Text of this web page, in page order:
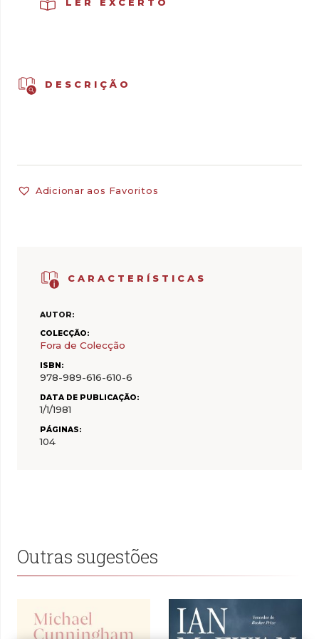
LER EXCERTO
CARACTERÍSTICAS
AUTOR:
COLECÇÃO:
Fora de Colecção
ISBN:
978-989-616-610-6
DATA DE PUBLICAÇÃO:
1/1/1981
PÁGINAS:
104
DESCRIÇÃO
Adicionar aos Favoritos
Outras sugestões